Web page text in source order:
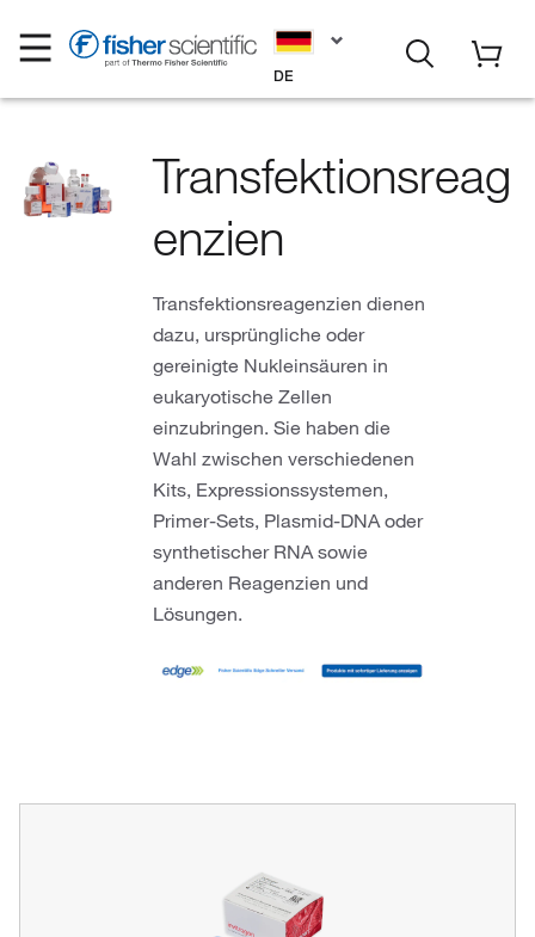
DE
Transfektionsreag
enzien
Transfektionsreagenzien dienen
dazu, ursprüngliche oder
gereinigte Nukleinsäuren in
eukaryotische Zellen
einzubringen. Sie haben die
Wahl zwischen verschiedenen
Kits, Expressionssystemen,
Primer-Sets, Plasmid-DNA oder
synthetischer RNA sowie
anderen Reagenzien und
Lösungen.